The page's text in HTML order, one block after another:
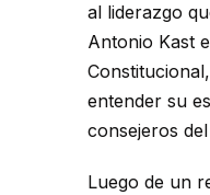
al liderazgo
Antonio Kast
entender su
consejeros
Luego de un